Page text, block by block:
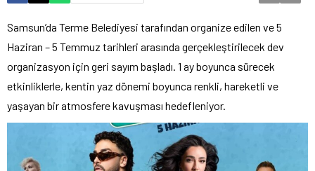
Samsun’da Terme Belediyesi tarafından organize edilen ve 5
Haziran – 5 Temmuz tarihleri arasında gerçekleştirilecek dev
organizasyon için geri sayım başladı. 1 ay boyunca sürecek
etkinliklerle, kentin yaz dönemi boyunca renkli, hareketli ve
yaşayan bir atmosfere kavuşması hedefleniyor.